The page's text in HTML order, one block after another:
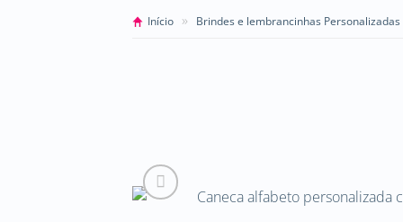
Início » Brindes e lembrancinhas Personalizadas